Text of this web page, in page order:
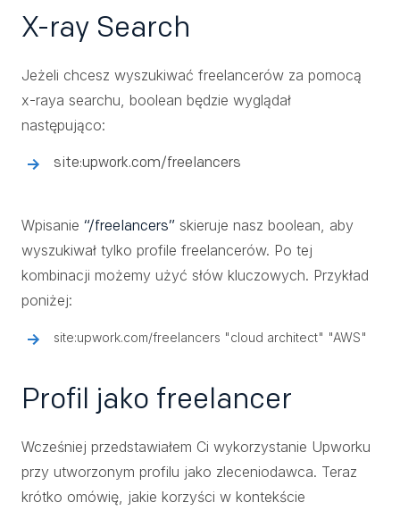
X-ray Search
Jeżeli chcesz wyszukiwać freelancerów za pomocą
x-raya searchu, boolean będzie wyglądał
następująco:
site:upwork.com/freelancers
Wpisanie “/freelancers” skieruje nasz boolean, aby
wyszukiwał tylko profile freelancerów. Po tej
kombinacji możemy użyć słów kluczowych. Przykład
poniżej:
site:upwork.com/freelancers "cloud architect" "AWS"
Profil jako freelancer
Wcześniej przedstawiałem Ci wykorzystanie Upworku
przy utworzonym profilu jako zleceniodawca. Teraz
krótko omówię, jakie korzyści w kontekście